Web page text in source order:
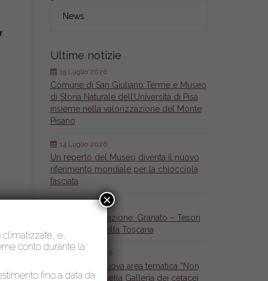
News
Ultime notizie
Comune di San Giuliano Terme e Museo
di Storia Naturale dell’Università di Pisa
insieme nella valorizzazione del Monte
Pisano
15 Luglio 2026
Un reperto del Museo diventa il nuovo
riferimento mondiale per la chiocciola
fasciata
14 Luglio 2026
Nuova pubblicazione: Granato – Tesori
mineralogici della Toscana
26 Giugno 2026
Inaugurata la nuova area tematica “Non
solo Cetacei” nella Galleria dei cetacei
26 Giugno 2026
climatizzate, e,
conto durante la
fino a data da
×